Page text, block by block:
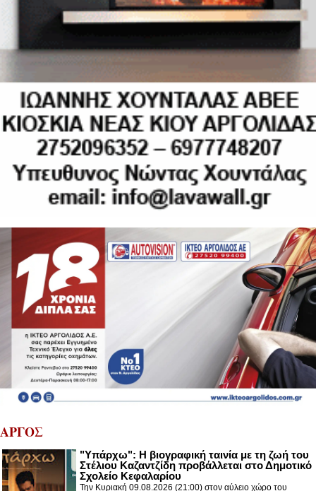
ΑΡΓΟΣ
"Υπάρχω": Η βιογραφική ταινία με τη ζωή του
Στέλιου Καζαντζίδη προβάλλεται στο Δημοτικό
Σχολείο Κεφαλαρίου
Την Κυριακή 09.08.2026 (21:00) στον αύλειο χώρο του